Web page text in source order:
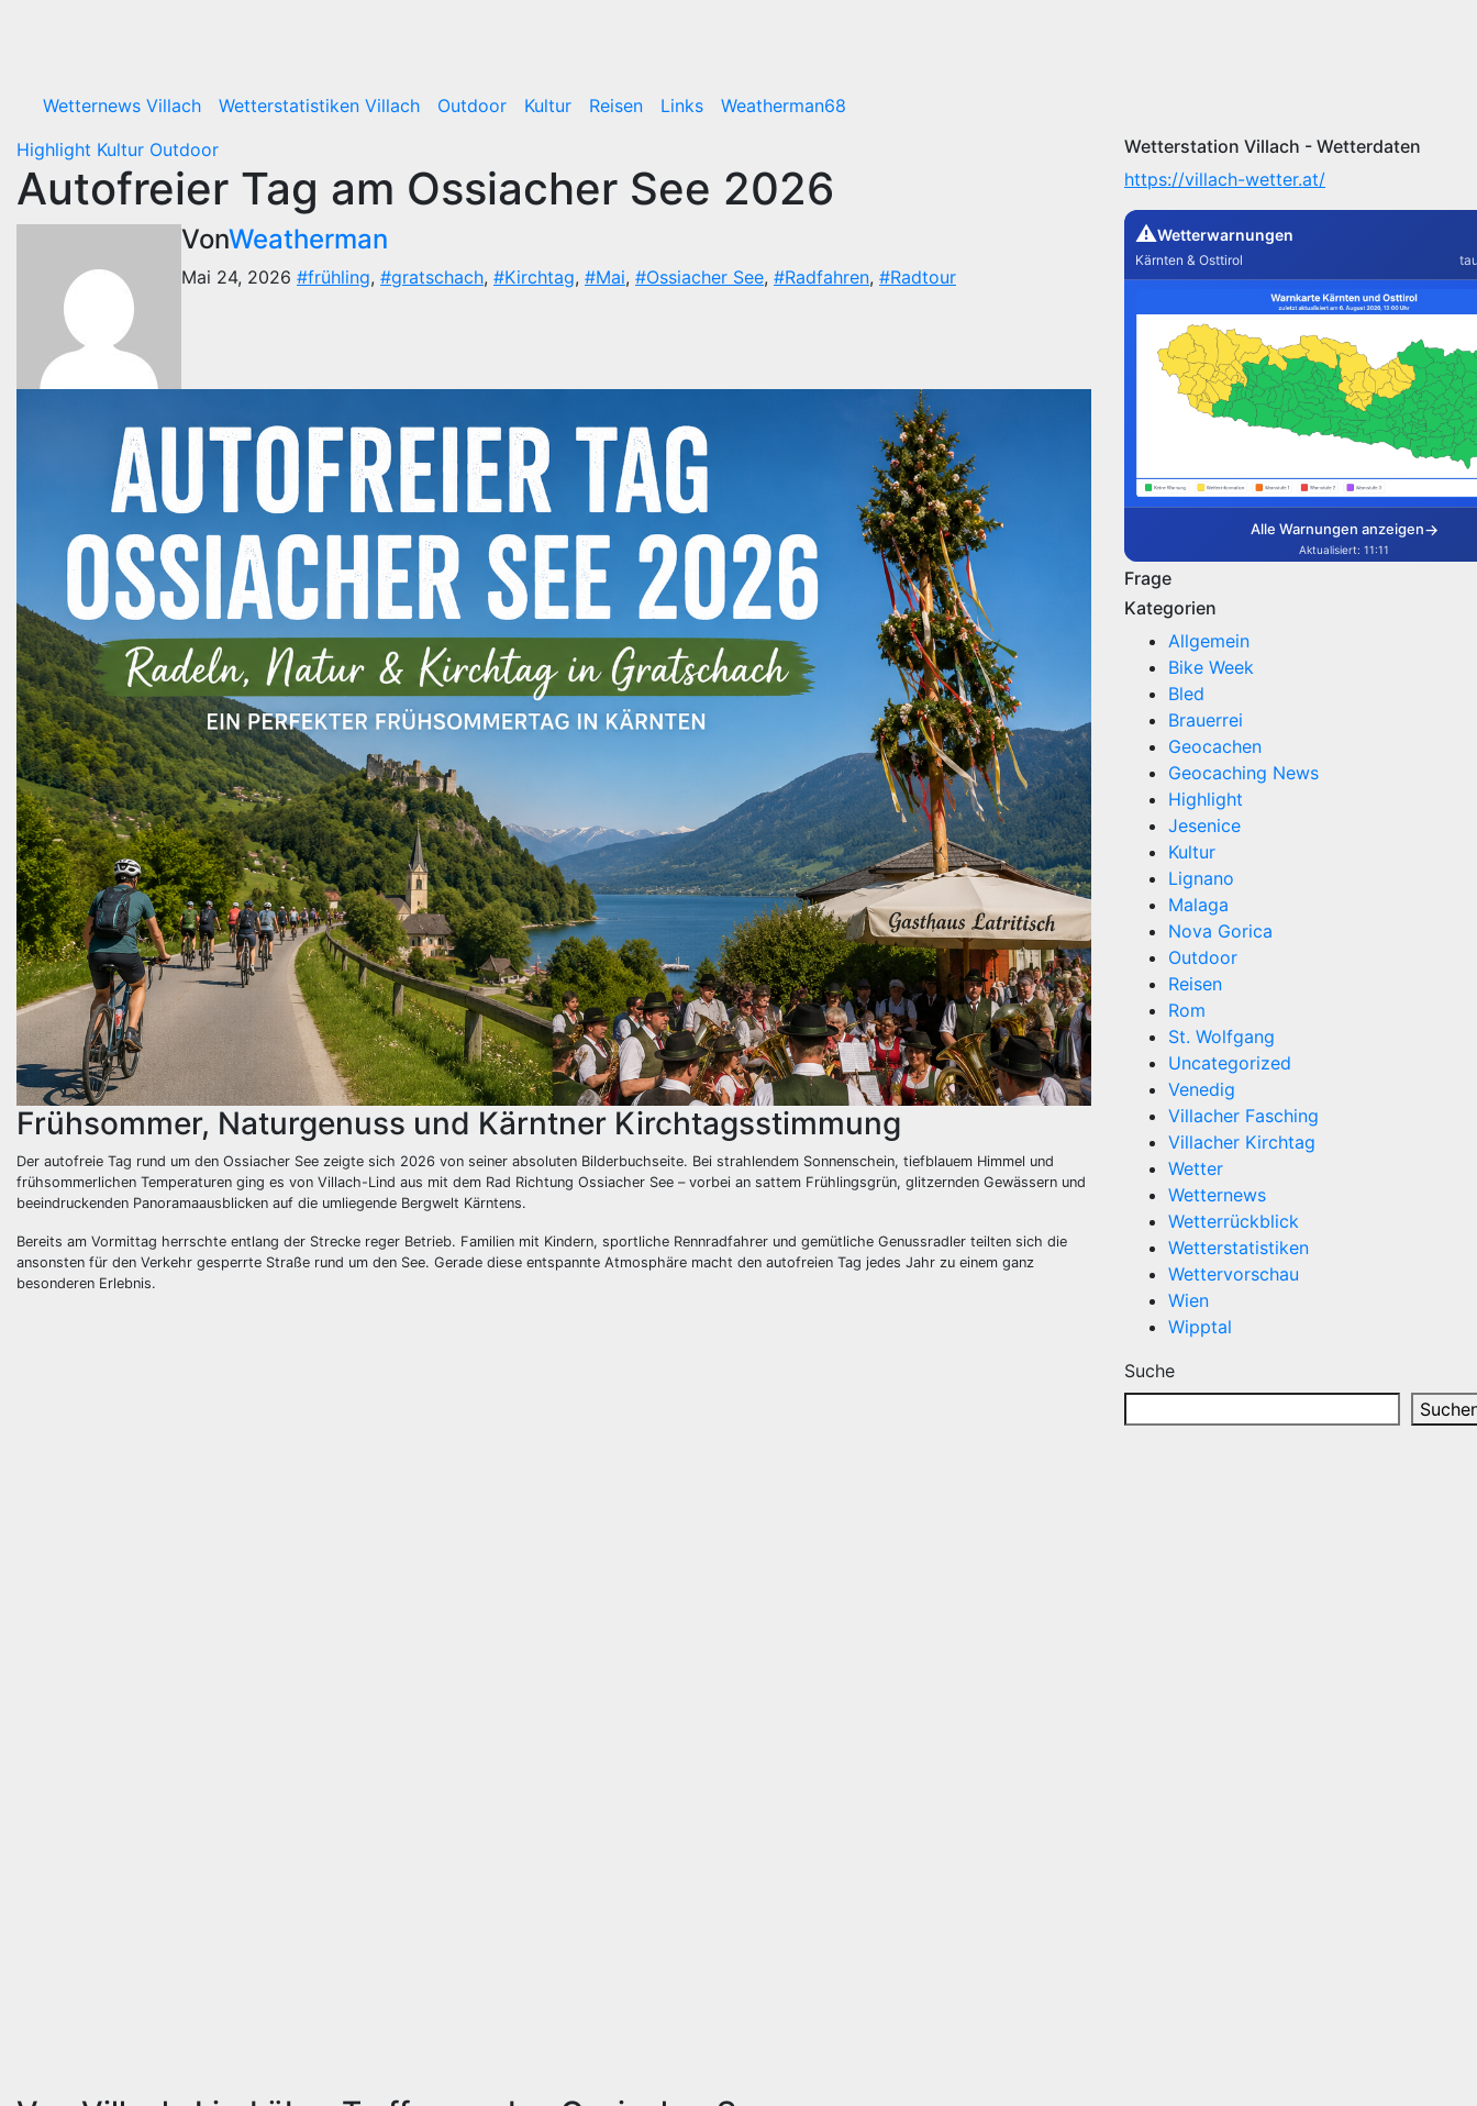
Wetternews Villach Wetterstatistiken Villach Outdoor Kultur Reisen Links
Weatherman68
Highlight Kultur Outdoor
Autofreier Tag am Ossiacher See 2026
VonWeatherman
Mai 24, 2026 #frühling, #gratschach, #Kirchtag, #Mai, #Ossiacher See, #Radfahren, #Radtour
Frühsommer, Naturgenuss und Kärntner Kirchtagsstimmung
Der autofreie Tag rund um den Ossiacher See zeigte sich 2026 von seiner absoluten Bilderbuchseite. Bei strahlendem Sonnenschein, tiefblauem Himmel und
frühsommerlichen Temperaturen ging es von Villach-Lind aus mit dem Rad Richtung Ossiacher See – vorbei an sattem Frühlingsgrün, glitzernden Gewässern und
beeindruckenden Panoramaausblicken auf die umliegende Bergwelt Kärntens.
Bereits am Vormittag herrschte entlang der Strecke reger Betrieb. Familien mit Kindern, sportliche Rennradfahrer und gemütliche Genussradler teilten sich die
ansonsten für den Verkehr gesperrte Straße rund um den See. Gerade diese entspannte Atmosphäre macht den autofreien Tag jedes Jahr zu einem ganz
besonderen Erlebnis.
Wetterstation Villach - Wetterdaten
https://villach-wetter.at/
Frage
Kategorien
Allgemein
Bike Week
Bled
Brauerrei
Geocachen
Geocaching News
Highlight
Jesenice
Kultur
Lignano
Malaga
Nova Gorica
Outdoor
Reisen
Rom
St. Wolfgang
Uncategorized
Venedig
Villacher Fasching
Villacher Kirchtag
Wetter
Wetternews
Wetterrückblick
Wetterstatistiken
Wettervorschau
Wien
Wipptal
Suche